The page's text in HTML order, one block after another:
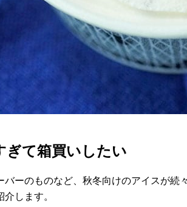
ぎて箱買いしたい
ーのものなど、秋冬向けのアイスが
します。